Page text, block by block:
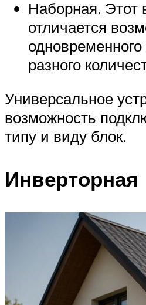
Наборная. Этот
отличается
разного
Универсальное
возможность
типу и виду блок.
Инверторная